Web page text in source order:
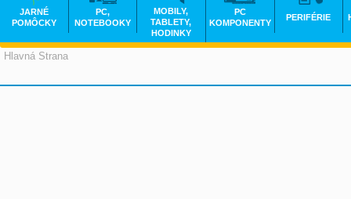
Hlavná Strana
JARNÉ
POMÔCKY
PC,
NOTEBOOKY
MOBILY,
TABLETY,
HODINKY
PC
KOMPONENTY
PERIFÉRIE